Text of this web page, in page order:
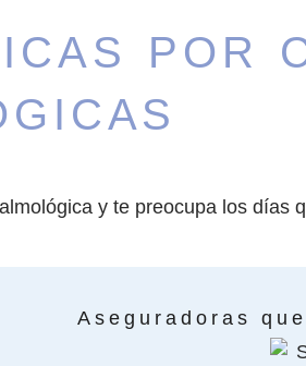
POR
y te preocupa los
Aseguradoras